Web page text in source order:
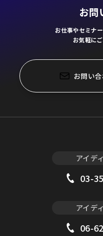
お問
お仕事やセミナ
お気軽に
お問い
アイデ
03-
アイデ
06-